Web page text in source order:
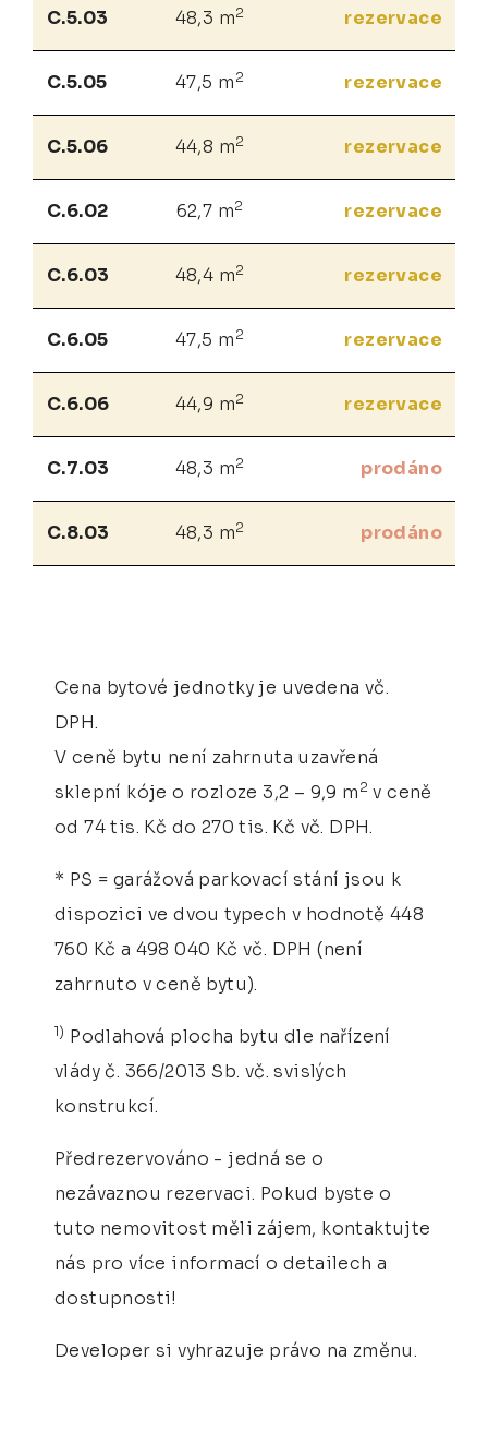
C.5.03 48,3 m2 rezervace
C.5.05 47,5 m 2 rezervace
C.5.06 44,8 m2 rezervace
C.6.02 62,7 m2 rezervace
C.6.03 48,4 m2 rezervace
C.6.05 47,5 m 2 rezervace
C.6.06 44,9 m2 rezervace
C.7.03 48,3 m2 prodáno
C.8.03 48,3 m2 prodáno
Cena bytové jednotky je uvedena vč.
DPH.
V ceně bytu není zahrnuta uzavřená
sklepní kóje o rozloze 3,2 – 9,9 m 2 v ceně
od 74 tis. Kč do 270 tis. Kč vč. DPH.
* PS = garážová parkovací stání jsou k
dispozici ve dvou typech v hodnotě 448
760 Kč a 498 040 Kč vč. DPH (není
zahrnuto v ceně bytu).
1) Podlahová plocha bytu dle nařízení
vlády č. 366/2013 Sb. vč. svislých
konstrukcí.
Předrezervováno - jedná se o
nezávaznou rezervaci. Pokud byste o
tuto nemovitost měli zájem, kontaktujte
nás pro více informací o detailech a
dostupnosti!
Developer si vyhrazuje právo na změnu.